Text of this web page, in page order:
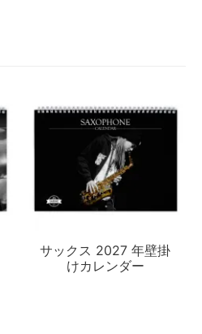
サックス 2027 年壁掛
けカレンダー